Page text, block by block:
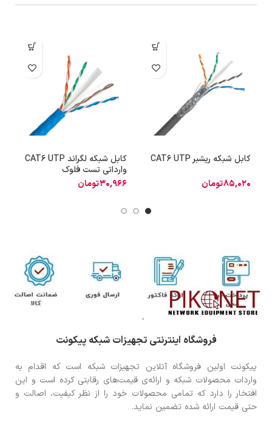
کابل شبکه ریشبر CAT6 UTP
85,020تومان
کابل شبکه لگراند CAT6 UTP
وارداتی تست فلوک
30,966تومان
فروشگاه اینترنتی تجهیزات شبکه پیکونت
پیکونت اولین فروشگاه آنلاین تجهیزات شبکه است که اقدام به
واردات محصولات شبکه و ارائه‌ی قیمت‌های رقابتی کرده است و این
افتخار را دارد که تمامی محصولات خود را از نظر کیفیت، اصالت و
حتی قیمت ارائه شده تضمین نماید.